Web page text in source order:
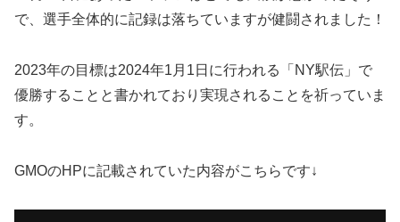
で、選手全体的に記録は落ちていますが健闘されました！
2023年の目標は2024年1月1日に行われる「NY駅伝」で
優勝することと書かれており実現されることを祈っていま
す。
GMOのHPに記載されていた内容がこちらです↓